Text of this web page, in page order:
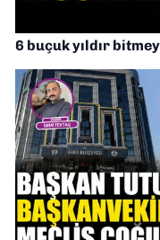
6 buçuk yıldır